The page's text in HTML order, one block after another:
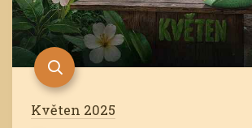
Květen 2025